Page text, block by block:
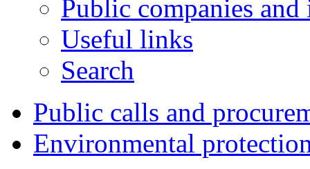
Public companies
Useful links
Search
Public calls and
Environmental